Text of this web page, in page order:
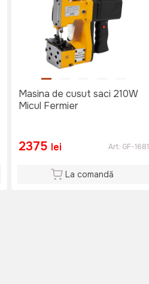
Masina de cusut saci 210W
Micul Fermier
2375 lei Art: GF-1681
La comandă